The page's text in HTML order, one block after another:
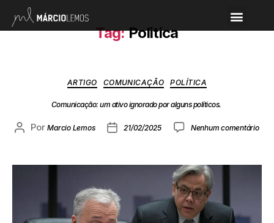
Tag:Politica
ARTIGO COMUNICAÇÃO POLÍTICA
Comunicação: um ativo ignorado por alguns políticos.
PorMarcio Lemos 21/02/2025 Nenhum comentário